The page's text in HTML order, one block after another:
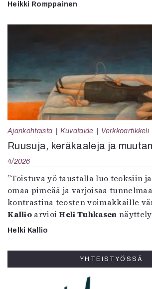
Heikki Romppainen
Ajankohtaista Kuvataide Verkkoartikkeli
Ruusuja, keräkaaleja ja
4/2026
”Toistuva yö taustalla luo teoksiin
omaa pimeää ja varjoisaa
kontrastina teosten voimakkaille
KallioarvioiHeli Tuhkasen
Helki Kallio
YHTEISTYÖSSÄ